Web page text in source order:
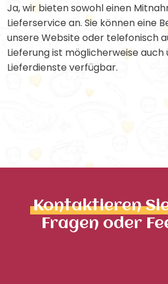
Ja, wir bieten sowohl einen
Lieferservice an. Sie können eine
unsere Website oder telefonisch
Lieferung ist möglicherweise
Lieferdienste verfügbar.
Kontaktieren
Fragen oder